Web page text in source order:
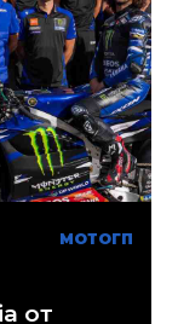
МОТОГП
от